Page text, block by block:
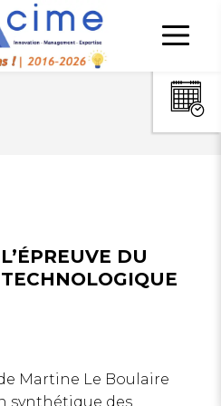
DU
Martine Le Boulaire
synthétique des